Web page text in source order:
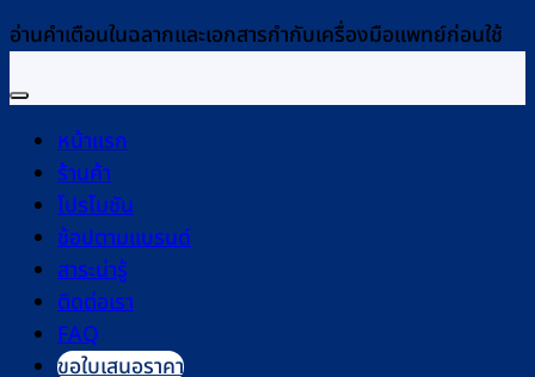
อ่านคำเตือนในฉลากและเอกสารกำกับเครื่องมือแพทย์ก่อนใช้
หน้าแรก
ร้านค้า
โปรโมชัน
ช้อปตามแบรนด์
สาระน่ารู้
ติดต่อเรา
FAQ
ขอใบเสนอราคา